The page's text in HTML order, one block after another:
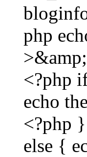
php
<?php
echo
<?php }
else {